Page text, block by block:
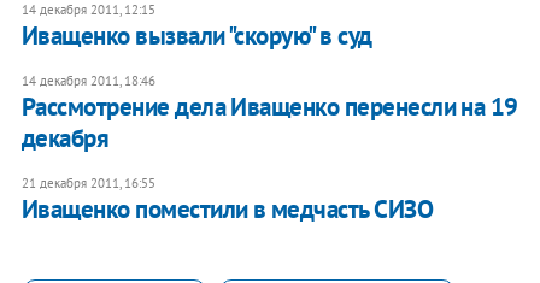
14 декабря 2011, 12:15
Иващенко вызвали "скорую" в суд
14 декабря 2011, 18:46
​Рассмотрение дела Иващенко перенесли на 19
декабря
21 декабря 2011, 16:55
Иващенко поместили в медчасть СИЗО